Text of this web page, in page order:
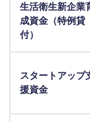
生活衛生新企業
成資金（特例貸
付）
スタートアップ
援資金